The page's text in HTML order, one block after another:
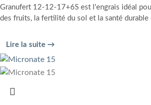
Granufert 12-12-17+6S est l'engrais idéal
des fruits, la fertilité du sol et la santé durable
Lire la suite →